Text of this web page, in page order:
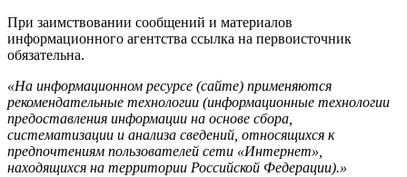
При заимствовании сообщений и материалов
информационного агентства ссылка на первоисточник
обязательна.
«На информационном ресурсе (сайте) применяются
рекомендательные технологии (информационные технологии
предоставления информации на основе сбора,
систематизации и анализа сведений, относящихся к
предпочтениям пользователей сети «Интернет»,
находящихся на территории Российской Федерации).»